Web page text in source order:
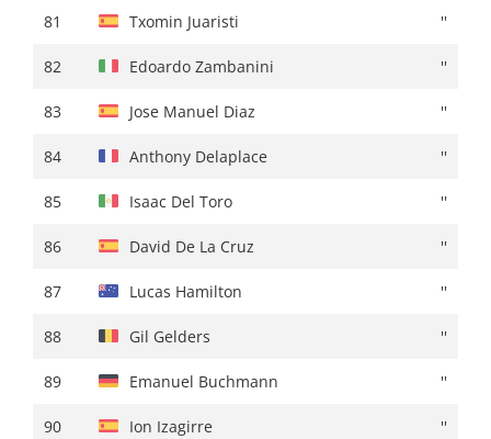
81 Txomin Juaristi ''
82 Edoardo Zambanini ''
83 Jose Manuel Diaz ''
84 Anthony Delaplace ''
85 Isaac Del Toro ''
86 David De La Cruz ''
87 Lucas Hamilton ''
88 Gil Gelders ''
89 Emanuel Buchmann ''
90 Ion Izagirre ''
81 Victor Langellotti + 01:37
82 Alexander Cepeda ''
83 Davide Formolo ''
84 Stefano Oldani + 01:38
85 Iker Mintegi ''
86 Jon Agirre + 01:39
87 Simon Geschke + 01:40
88 Martijn Tusveld + 01:41
89 Omar Fraile + 01:42
90 Martin López ''